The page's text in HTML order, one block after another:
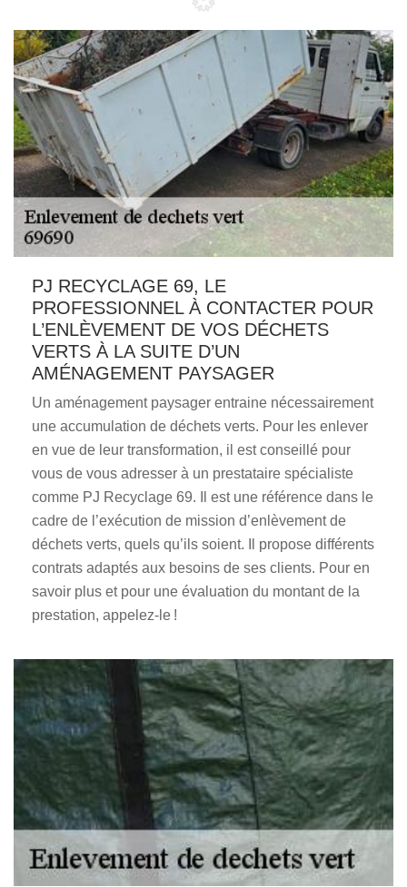
PJ RECYCLAGE 69, LE
PROFESSIONNEL À CONTACTER POUR
L’ENLÈVEMENT DE VOS DÉCHETS
VERTS À LA SUITE D’UN
AMÉNAGEMENT PAYSAGER
Un aménagement paysager entraine nécessairement
une accumulation de déchets verts. Pour les enlever
en vue de leur transformation, il est conseillé pour
vous de vous adresser à un prestataire spécialiste
comme PJ Recyclage 69. Il est une référence dans le
cadre de l’exécution de mission d’enlèvement de
déchets verts, quels qu’ils soient. Il propose différents
contrats adaptés aux besoins de ses clients. Pour en
savoir plus et pour une évaluation du montant de la
prestation, appelez-le !